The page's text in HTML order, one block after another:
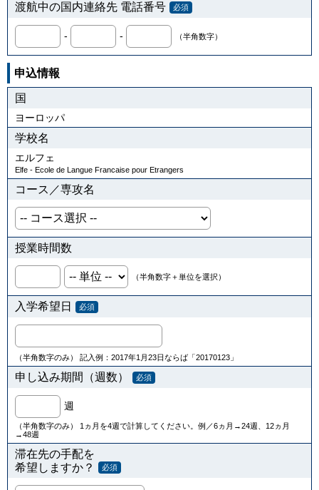
渡航中の国内連絡先 電話番号 必須
- - （半角数字）
申込情報
国
ヨーロッパ
学校名
エルフェ
Elfe - Ecole de Langue Francaise pour Etrangers
コース／専攻名
授業時間数
（半角数字＋単位を選択）
入学希望日 必須
（半角数字のみ） 記入例：2017年1月23日ならば「20170123」
申し込み期間（週数） 必須
週
（半角数字のみ） 1ヵ月を4週で計算してください。例／6ヵ月→24週、12ヵ月
→48週
滞在先の手配を
希望しますか？
必須